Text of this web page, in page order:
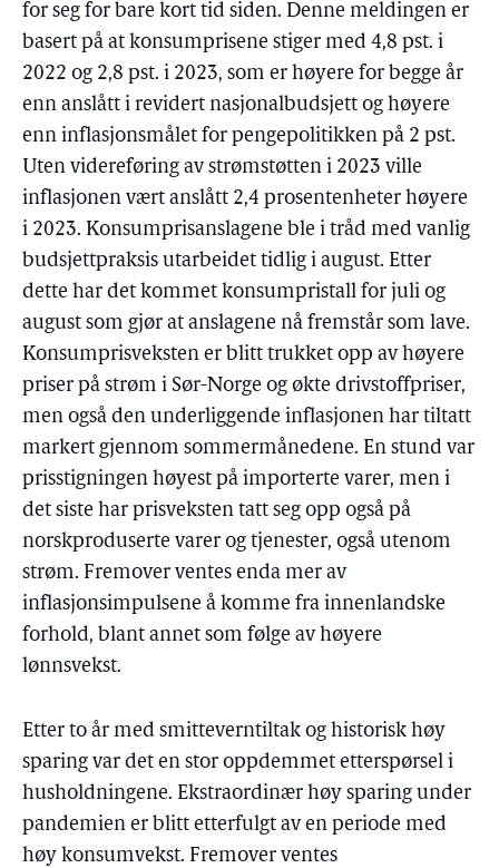
for seg for bare kort tid siden. Denne meldingen er
basert på at konsumprisene stiger med 4,8 pst. i
2022 og 2,8 pst. i 2023, som er høyere for begge år
enn anslått i revidert nasjonalbudsjett og høyere
enn inflasjonsmålet for pengepolitikken på 2 pst.
Uten videreføring av strømstøtten i 2023 ville
inflasjonen vært anslått 2,4 prosentenheter høyere
i 2023. Konsumprisanslagene ble i tråd med vanlig
budsjettpraksis utarbeidet tidlig i august. Etter
dette har det kommet konsumpristall for juli og
august som gjør at anslagene nå fremstår som lave.
Konsumprisveksten er blitt trukket opp av høyere
priser på strøm i Sør-Norge og økte drivstoffpriser,
men også den underliggende inflasjonen har tiltatt
markert gjennom sommermånedene. En stund var
prisstigningen høyest på importerte varer, men i
det siste har prisveksten tatt seg opp også på
norskproduserte varer og tjenester, også utenom
strøm. Fremover ventes enda mer av
inflasjonsimpulsene å komme fra innenlandske
forhold, blant annet som følge av høyere
lønnsvekst.
Etter to år med smitteverntiltak og historisk høy
sparing var det en stor oppdemmet etterspørsel i
husholdningene. Ekstraordinær høy sparing under
pandemien er blitt etterfulgt av en periode med
høy konsumvekst. Fremover ventes